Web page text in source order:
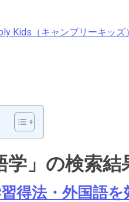
Kids（キャンブリーキッズ
学」の検索
得法・外国語